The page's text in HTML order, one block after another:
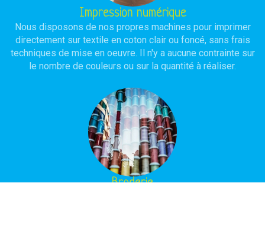
Impression numérique
Nous disposons de nos propres machines pour imprimer
directement sur textile en coton clair ou foncé, sans frais
techniques de mise en oeuvre. Il n'y a aucune contrainte sur
le nombre de couleurs ou sur la quantité à réaliser.
Broderie